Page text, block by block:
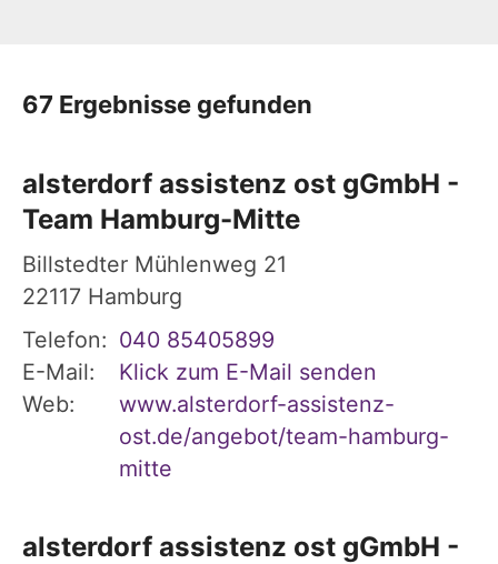
67 Ergebnisse gefunden
alsterdorf assistenz ost gGmbH -
Team Hamburg-Mitte
Billstedter Mühlenweg 21
22117 Hamburg
Telefon: 040 85405899
E-Mail:
Klick zum E-Mail senden
Web:
www.alsterdorf-assistenz-
ost.de/angebot/team-hamburg-
mitte
alsterdorf assistenz ost gGmbH -